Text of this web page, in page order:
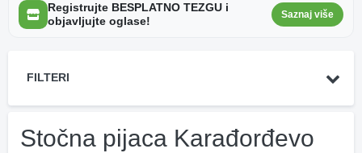
Registrujte BESPLATNO TEZGU i
objavljujte oglase!
Saznaj više
FILTERI
Stočna pijaca Karađorđevo